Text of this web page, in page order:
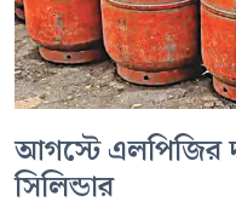
আগস্টে এলপিজির
সিলিন্ডার